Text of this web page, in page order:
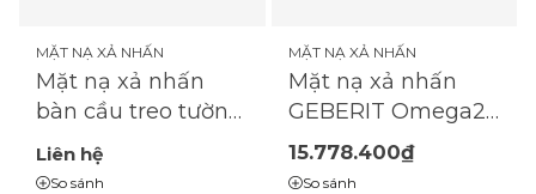
MẶT NẠ XẢ NHẤN
Mặt nạ xả nhấn
bàn cầu treo tường
KLUDI 30PP0105
Liên hệ
So sánh
MẶT NẠ XẢ NHẤN
Mặt nạ xả nhấn
GEBERIT Omega20
| 2 chế độ |
(115.085.11.1)
15.778.400₫
So sánh